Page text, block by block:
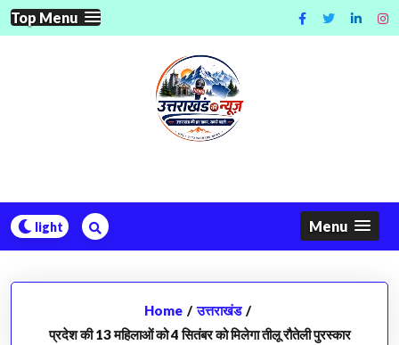
Skip
to
Top Menu
Menu
Home / उत्तराखंड /
प्रदेश की 13 महिलाओं को 4 सितंबर को मिलेगा तीलू रौतेली पुरस्कार